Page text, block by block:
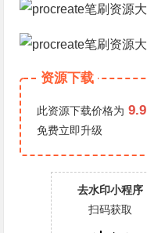
资源下载
此资源下载价格为 9.9
免费立即升级
去水印小程序
扫码获取